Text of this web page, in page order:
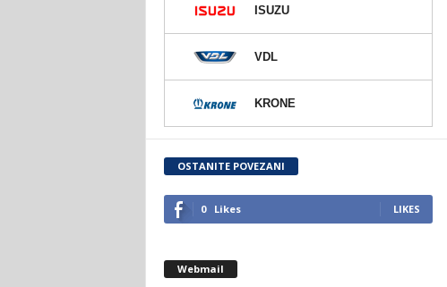
r
d
.
ISUZU
VDL
KRONE
OSTANITE POVEZANI
0 Likes LIKES
Webmail